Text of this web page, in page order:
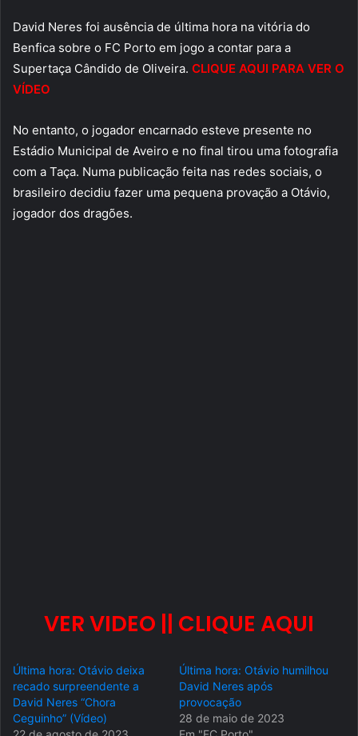
David Neres foi ausência de última hora na vitória do
Benfica sobre o FC Porto em jogo a contar para a
Supertaça Cândido de Oliveira. CLIQUE AQUI PARA VER O
VÍDEO
No entanto, o jogador encarnado esteve presente no
Estádio Municipal de Aveiro e no final tirou uma fotografia
com a Taça. Numa publicação feita nas redes sociais, o
brasileiro decidiu fazer uma pequena provação a Otávio,
jogador dos dragões.
VER VIDEO || CLIQUE AQUI
Última hora: Otávio deixa
recado surpreendente a
David Neres “Chora
Ceguinho” (Vídeo)
Última hora: Otávio humilhou
David Neres após
provocação
28 de maio de 2023